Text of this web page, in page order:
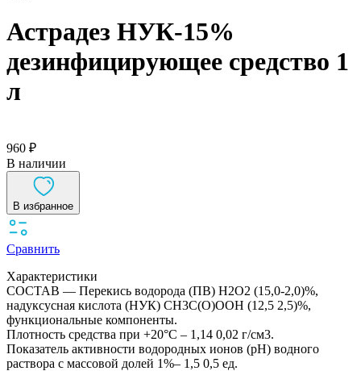
Астрадез НУК-15%
дезинфицирующее средство 1
л
960 ₽
В наличии
В избранное
Сравнить
Характеристики
СОСТАВ — Перекись водорода (ПВ) H2O2 (15,0-2,0)%,
надуксусная кислота (НУК) СН3С(О)ООН (12,5 2,5)%,
функциональные компоненты.
Плотность средства при +20°С – 1,14 0,02 г/см3.
Показатель активности водородных ионов (рН) водного
раствора с массовой долей 1%– 1,5 0,5 ед.